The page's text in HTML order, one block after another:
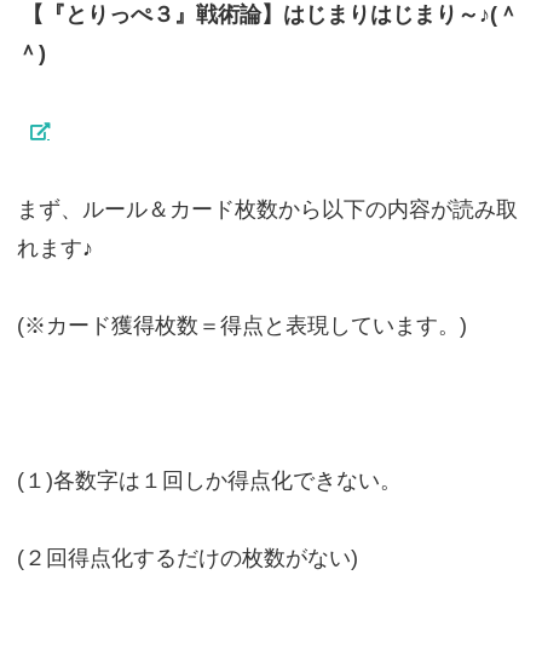
【『とりっぺ３』戦術論】はじまりはじまり～♪(＾
＾)
まず、ルール＆カード枚数から以下の内容が読み取
れます♪
(※カード獲得枚数＝得点と表現しています。)
(１)各数字は１回しか得点化できない。
(２回得点化するだけの枚数がない)